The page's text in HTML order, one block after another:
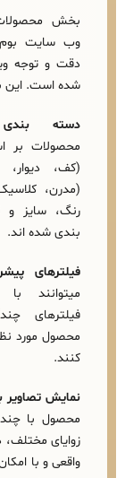
در طراحی
بوم سرامیک با
ویژه‌ ای طراحی
این بخش شامل:
بندی هوشمند:
بر اساس کاربری
نما)، سبک
مینیمال)،
و قیمت دسته‌
پیشرفته:کاربران
با استفاده از
چندگانه، دقیقاً
نظر خود را پیدا
با کیفیت:هر
چندین تصویر از
در محیط‌ های
امکان زوم، نمایش